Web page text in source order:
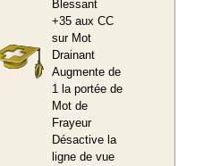
Blessant
+35 aux CC
sur Mot
Drainant
Augmente de
1 la portée de
Mot de
Frayeur
Désactive la
ligne de vue